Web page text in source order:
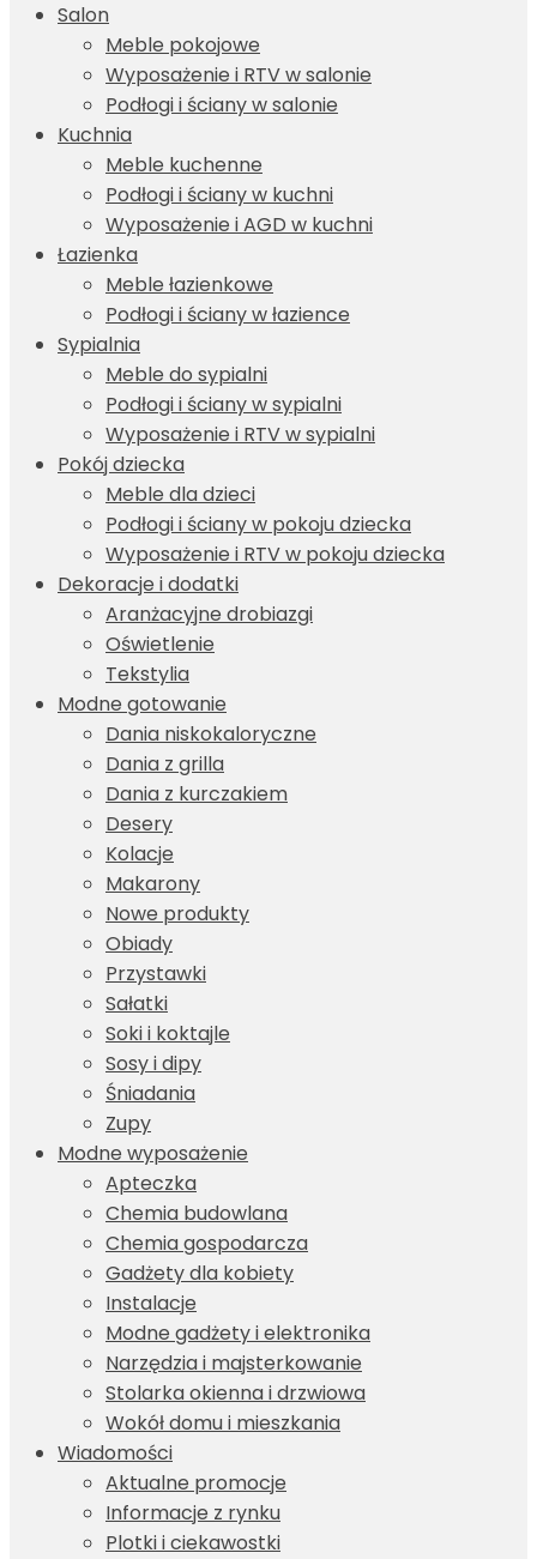
Salon
Meble pokojowe
Wyposażenie i RTV w salonie
Podłogi i ściany w salonie
Kuchnia
Meble kuchenne
Podłogi i ściany w kuchni
Wyposażenie i AGD w kuchni
Łazienka
Meble łazienkowe
Podłogi i ściany w łazience
Sypialnia
Meble do sypialni
Podłogi i ściany w sypialni
Wyposażenie i RTV w sypialni
Pokój dziecka
Meble dla dzieci
Podłogi i ściany w pokoju dziecka
Wyposażenie i RTV w pokoju dziecka
Dekoracje i dodatki
Aranżacyjne drobiazgi
Oświetlenie
Tekstylia
Modne gotowanie
Dania niskokaloryczne
Dania z grilla
Dania z kurczakiem
Desery
Kolacje
Makarony
Nowe produkty
Obiady
Przystawki
Sałatki
Soki i koktajle
Sosy i dipy
Śniadania
Zupy
Modne wyposażenie
Apteczka
Chemia budowlana
Chemia gospodarcza
Gadżety dla kobiety
Instalacje
Modne gadżety i elektronika
Narzędzia i majsterkowanie
Stolarka okienna i drzwiowa
Wokół domu i mieszkania
Wiadomości
Aktualne promocje
Informacje z rynku
Plotki i ciekawostki